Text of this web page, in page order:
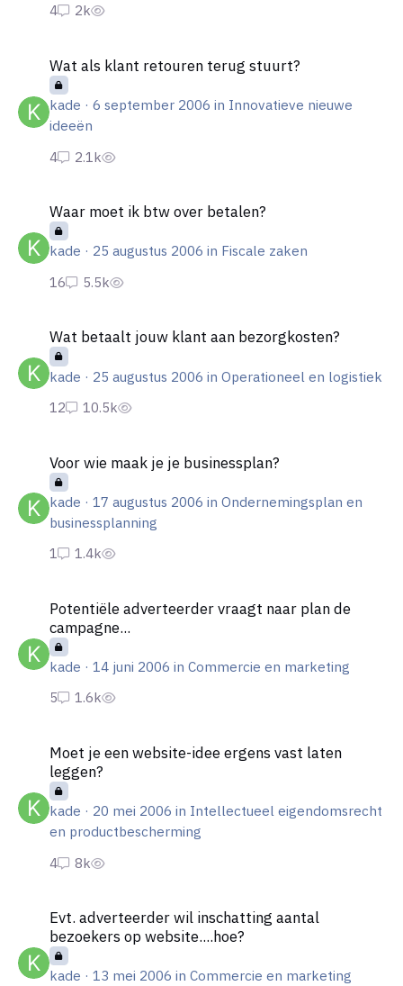
Wat als klant retouren terug stuurt?
kade · 6 september 2006 in Innovatieve nieuwe
ideeën
Waar moet ik btw over betalen?
kade · 25 augustus 2006 in Fiscale zaken
Wat betaalt jouw klant aan bezorgkosten?
kade · 25 augustus 2006 in Operationeel en logistiek
Voor wie maak je je businessplan?
kade · 17 augustus 2006 in Ondernemingsplan en
businessplanning
Potentiële adverteerder vraagt naar plan de
campagne...
kade · 14 juni 2006 in Commercie en marketing
Moet je een website-idee ergens vast laten
leggen?
kade · 20 mei 2006 in Intellectueel eigendomsrecht
en productbescherming
Evt. adverteerder wil inschatting aantal
bezoekers op website....hoe?
kade · 13 mei 2006 in Commercie en marketing